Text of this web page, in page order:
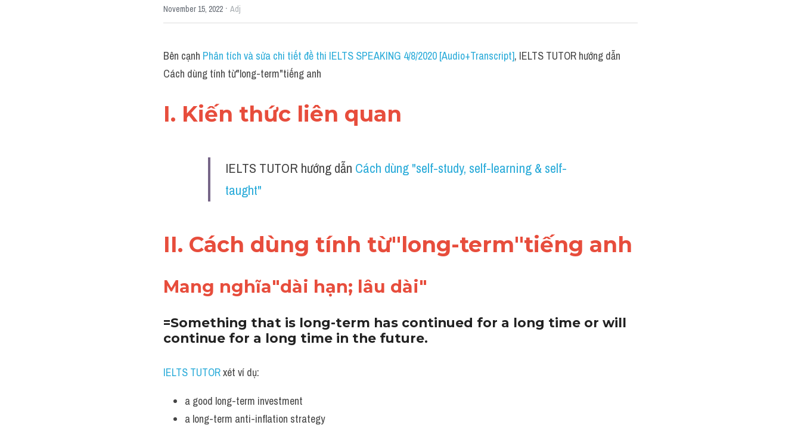
November 15, 2022 · Adj
Bên cạnh Phân tích và sửa chi tiết đề thi IELTS SPEAKING 4/8/2020 [Audio+Transcript], IELTS TUTOR hướng dẫn
Cách dùng tính từ"long-term"tiếng anh
I. Kiến thức liên quan
IELTS TUTOR hướng dẫn Cách dùng "self-study, self-learning & self-
taught"
II. Cách dùng tính từ"long-term"tiếng anh
Mang nghĩa"dài hạn; lâu dài"
=Something that is long-term has continued for a long time or will
continue for a long time in the future.
IELTS TUTOR xét ví dụ:
a good long-term investment
a long-term anti-inflation strategy